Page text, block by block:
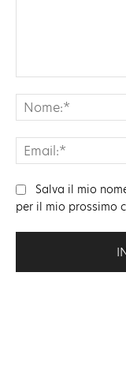
Salva il mio
per il mio prossimo